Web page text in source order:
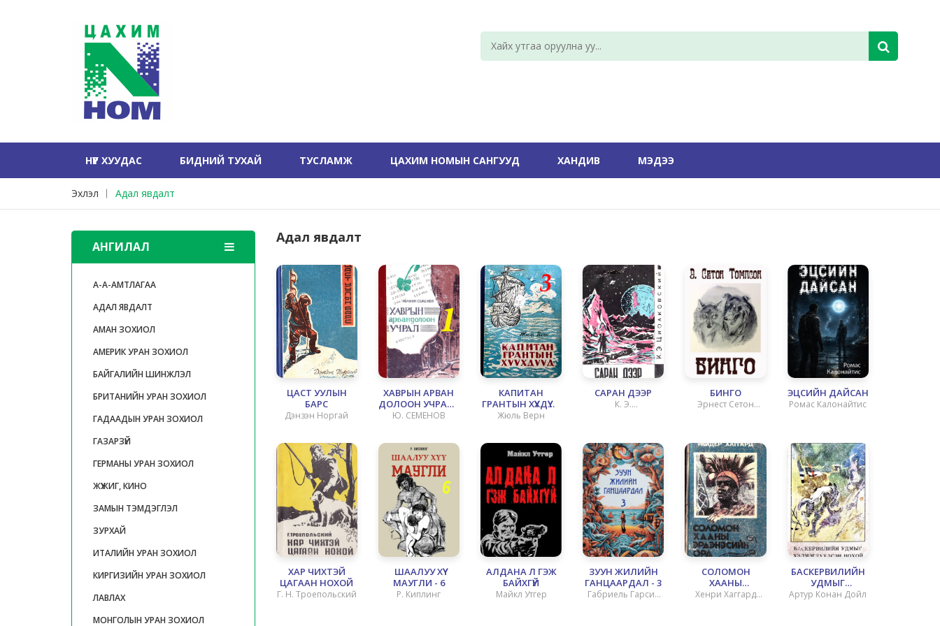
НҮҮР ХУУДАС БИДНИЙ ТУХАЙ ТУСЛАМЖ ЦАХИМ НОМЫН САНГУУД ХАНДИВ МЭДЭЭ
Эхлэл Адал явдалт
АНГИЛАЛ
А-А-АМТЛАГАА
АДАЛ ЯВДАЛТ
АМАН ЗОХИОЛ
АМЕРИК УРАН ЗОХИОЛ
БАЙГАЛИЙН ШИНЖЛЭЛ
БРИТАНИЙН УРАН ЗОХИОЛ
ГАДААДЫН УРАН ЗОХИОЛ
ГАЗАРЗҮЙ
ГЕРМАНЫ УРАН ЗОХИОЛ
ЖҮЖИГ, КИНО
ЗАМЫН ТЭМДЭГЛЭЛ
ЗУРХАЙ
ИТАЛИЙН УРАН ЗОХИОЛ
КИРГИЗИЙН УРАН ЗОХИОЛ
ЛАВЛАХ
МОНГОЛЫН УРАН ЗОХИОЛ
Адал явдалт
ЦАСТ УУЛЫН
БАРС
Дэнзэн Норгай
ХАВРЫН АРВАН
ДОЛООН УЧРАЛ -
1
Ю. СЕМЕНОВ
КАПИТАН
ГРАНТЫН ХҮҮХДҮҮД -
3
Жюль Верн
САРАН ДЭЭР
К. Э.
БИНГО
Эрнест Сетон
ЭЦСИЙН ДАЙСАН
Ромас Калонайтис
ХАР ЧИХТЭЙ
ЦАГААН НОХОЙ
Г. Н. Троепольский
ШААЛУУ ХҮҮ
МАУГЛИ - 6
Р. Киплинг
АЛДАНА Л ГЭЖ
БАЙХГҮЙ
Майкл Утгер
ЗУУН ЖИЛИЙН
ГАНЦААРДАЛ - 3
Габриель Гарсиа
СОЛОМОН
ХААНЫ
ЭРДЭНЭСИЙН
Хенри Хаггард
БАСКЕРВИЛИЙН
УДМЫГ
ХЭЛМЭГДҮҮЛСЭН
Артур Конан Дойл